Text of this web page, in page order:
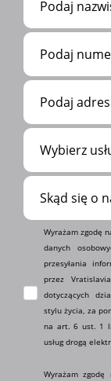
Wyrażam zgodę
danych
przesyłania
przez
dotyczących
stylu życia, za
na art. 6 ust. 1
usług drogą
Wyrażam